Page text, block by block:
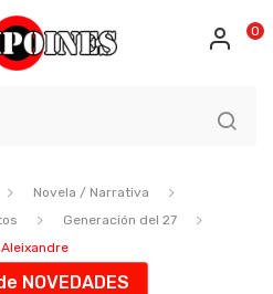
0
Novela / Narrativa
Generación del 27
NOVEDADES